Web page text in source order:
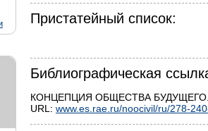
Пристатейный список:
Библиографическая
КОНЦЕПЦИЯ ОБЩЕСТВА БУДУЩЕГО.
URL: www.es.rae.ru/noocivil/ru/278-